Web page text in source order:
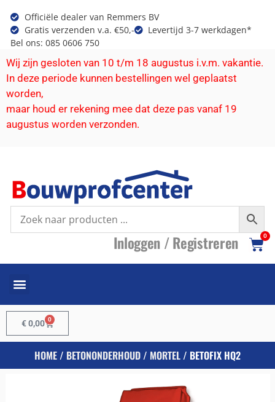
Officiële dealer van Remmers BV
Gratis verzenden v.a. €50,-
Levertijd 3-7 werkdagen*
Bel ons: 085 0606 750
Wij zijn gesloten van 10 t/m 18 augustus i.v.m. vakantie.
In deze periode kunnen bestellingen wel geplaatst
worden,
maar houd er rekening mee dat deze pas vanaf 19
augustus worden verzonden.
Inloggen /Registreren 0
€0,00 0
HOME/ BETONONDERHOUD/ MORTEL/ BETOFIX HQ2